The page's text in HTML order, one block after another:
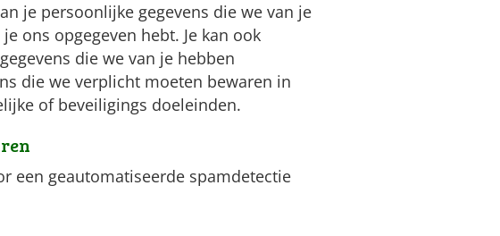
je persoonlijke gegevens die we van je
ons opgegeven hebt. Je kan ook
die we van je hebben
die we verplicht moeten bewaren in
of beveiligings doeleinden.
een geautomatiseerde spamdetectie